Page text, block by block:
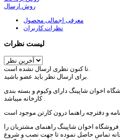
روش ارسال
معرفی اجمالی محصول
نظرات کاربران
لیست نظرات
اخوان شاپینگ دارای وکیوم و بسته بندی
کارخانه میباشد .
اخوان شاپینگ راهنمای مشتریان را
تماس حاصل نموده تا جهت نصب و شروع